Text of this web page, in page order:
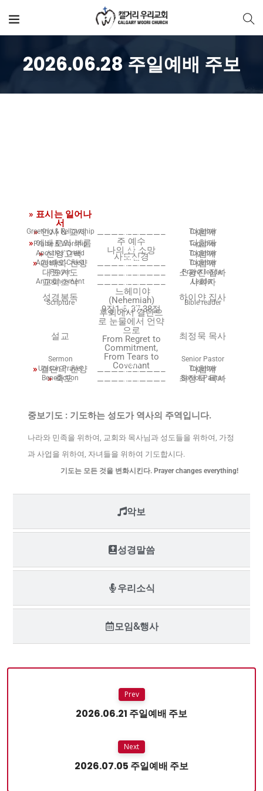
2026.06.28 주일예배 주보
악보
성경말씀
우리소식
모임&행사
» 표시는 일어나
서
»인사 & 교제 —————————– 다함께
Greeting & Fellowship
Blank
Together
»예배로의 부름
주 예수
나의 산 소망
다함께
Praise & Worship
Blank
Together
»신앙고백 사도신경 다함께
Apostles’ Creed
Blank
Together
»경배와 찬양 —————————– 다함께
Apostles’ Creed
Blank
Together
대표기도 —————————– 소광진 집사
Prayer
Blank
Prayer leader
교회소식 —————————– 사회자
Announcement
Blank
Leader
성경봉독
느헤미야
(Nehemiah)
9장1-5, 37-38절
하이얀 집사
Scripture
Blank
Bible reader
설교
후회에서 결단으
로 눈물에서 언약
으로
From Regret to
Commitment,
From Tears to
Covenant
최정묵 목사
Sermon
Blank
Senior Pastor
»결단의 찬양 —————————– 다함께
Unison Prayer
Blank
Together
»축도 —————————– 최정묵 목사
Benediction
Blank
Senior Pastor
중보기도 : 기도하는 성도가 역사의 주역입니다.
나라와 민족을 위하여, 교회와 목사님과 성도들을 위하여, 가정
과 사업을 위하여, 자녀들을 위하여 기도합시다.
기도는 모든 것을 변화시킨다. Prayer changes everything!
Prev
2026.06.21 주일예배 주보
Next
2026.07.05 주일예배 주보